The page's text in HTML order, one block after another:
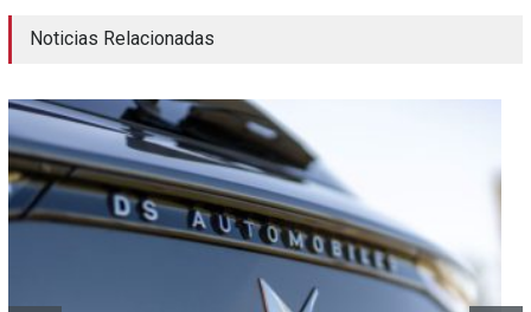
Noticias Relacionadas